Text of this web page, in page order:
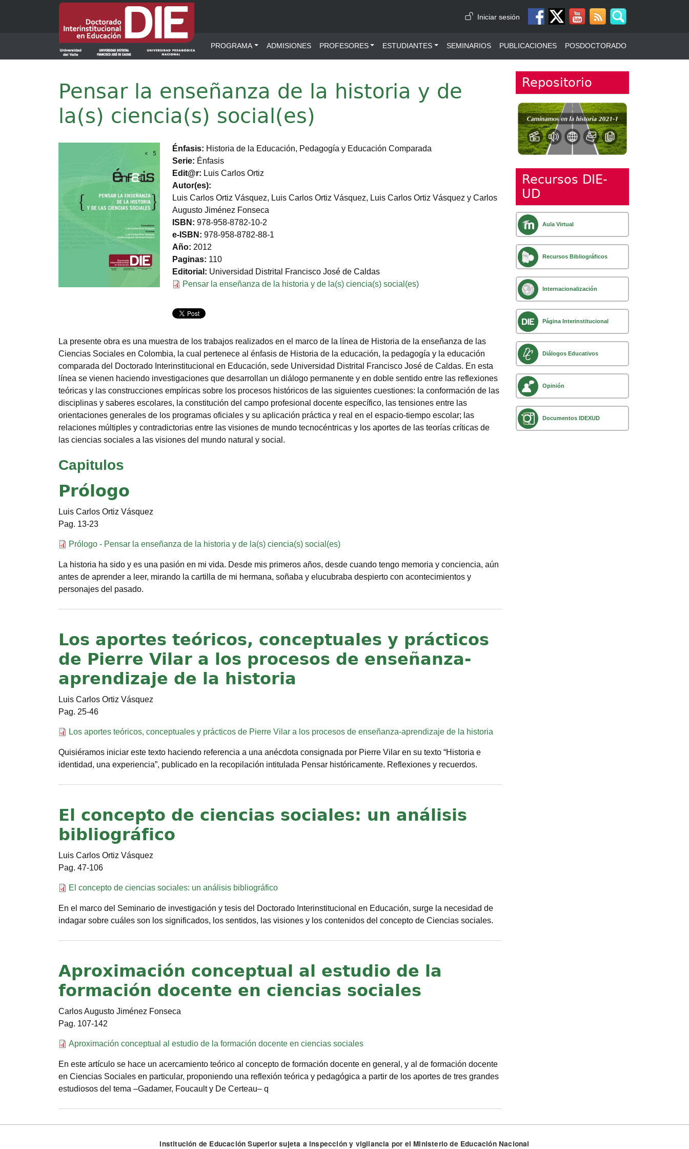
Pasar al contenido principal
Menú de cuenta de usuario
Iniciar sesión
Menú principal
PROGRAMA ADMISIONES PROFESORES ESTUDIANTES SEMINARIOS PUBLICACIONES POSDOCTORADO
Pensar la enseñanza de la historia y de
la(s) ciencia(s) social(es)
Énfasis
Historia de la Educación, Pedagogía y Educación Comparada
Serie
Énfasis
Edit@r
Luis Carlos Ortiz
Autor(es)
Luis Carlos Ortiz Vásquez, Luis Carlos Ortiz Vásquez, Luis Carlos Ortiz Vásquez y Carlos
Augusto Jiménez Fonseca
ISBN
978-958-8782-10-2
e-ISBN
978-958-8782-88-1
Año 2012
Paginas 110
Editorial
Universidad Distrital Francisco José de Caldas
Documento
Pensar la enseñanza de la historia y de la(s) ciencia(s) social(es)
La presente obra es una muestra de los trabajos realizados en el marco de la línea de Historia de la enseñanza de las
Ciencias Sociales en Colombia, la cual pertenece al énfasis de Historia de la educación, la pedagogía y la educación
comparada del Doctorado Interinstitucional en Educación, sede Universidad Distrital Francisco José de Caldas. En esta
línea se vienen haciendo investigaciones que desarrollan un diálogo permanente y en doble sentido entre las reflexiones
teóricas y las construcciones empíricas sobre los procesos históricos de las siguientes cuestiones: la conformación de las
disciplinas y saberes escolares, la constitución del campo profesional docente específico, las tensiones entre las
orientaciones generales de los programas oficiales y su aplicación práctica y real en el espacio-tiempo escolar; las
relaciones múltiples y contradictorias entre las visiones de mundo tecnocéntricas y los aportes de las teorías críticas de
las ciencias sociales a las visiones del mundo natural y social.
Capitulos
Prólogo
Luis Carlos Ortiz Vásquez
13-23
Documento
Prólogo - Pensar la enseñanza de la historia y de la(s) ciencia(s) social(es)
La historia ha sido y es una pasión en mi vida. Desde mis primeros años, desde cuando tengo memoria y conciencia, aún
antes de aprender a leer, mirando la cartilla de mi hermana, soñaba y elucubraba despierto con acontecimientos y
personajes del pasado.
Los aportes teóricos, conceptuales y prácticos
de Pierre Vilar a los procesos de enseñanza-
aprendizaje de la historia
Luis Carlos Ortiz Vásquez
25-46
Documento
Los aportes teóricos, conceptuales y prácticos de Pierre Vilar a los procesos de enseñanza-aprendizaje de la historia
Quisiéramos iniciar este texto haciendo referencia a una anécdota consignada por Pierre Vilar en su texto “Historia e
identidad, una experiencia”, publicado en la recopilación intitulada Pensar históricamente. Reflexiones y recuerdos.
El concepto de ciencias sociales: un análisis
bibliográfico
Luis Carlos Ortiz Vásquez
47-106
Documento
El concepto de ciencias sociales: un análisis bibliográfico
En el marco del Seminario de investigación y tesis del Doctorado Interinstitucional en Educación, surge la necesidad de
indagar sobre cuáles son los significados, los sentidos, las visiones y los contenidos del concepto de Ciencias sociales.
Aproximación conceptual al estudio de la
formación docente en ciencias sociales
Carlos Augusto Jiménez Fonseca
107-142
Documento
Aproximación conceptual al estudio de la formación docente en ciencias sociales
En este artículo se hace un acercamiento teórico al concepto de formación docente en general, y al de formación docente
en Ciencias Sociales en particular, proponiendo una reflexión teórica y pedagógica a partir de los aportes de tres grandes
estudiosos del tema –Gadamer, Foucault y De Certeau– q
Repositorio
Recursos DIE-
UD
Aula Virtual
Recursos Bibliográficos
Internacionalización
Página Interinstitucional
Diálogos Educativos
Opinión
Documentos IDEXUD
Institución de Educación Superior sujeta a inspección y vigilancia por el Ministerio de Educación Nacional